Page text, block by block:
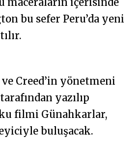
bu sefer Peru’da yeni
Creed’in yönetmeni
yazılıp
filmi Günahkarlar,
buluşacak.